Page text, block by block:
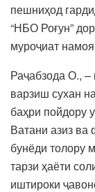
пешниҳод
“НБО Роғун”
муроҷиат
Раҷабзода О.,
варзиш сухан
баҳри пойдору
Ватани азиз ва
бунёди толору
тарзи ҳаёти
иштироки